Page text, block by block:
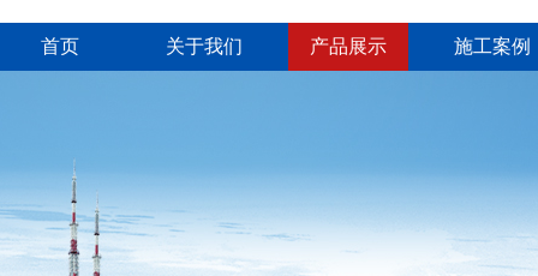
首页 关于我们 产品展示 施工案例